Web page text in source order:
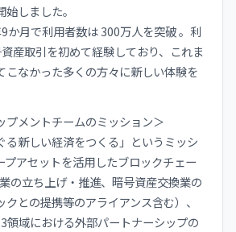
しました。
か月で利用者数は 300万人を突破 。利
産取引を初めて経験しており、これま
こなかった多くの方々に新しい体験を
プメントチームのミッション＞
る新しい経済をつくる」というミッシ
プアセットを活用したブロックチェー
の立ち上げ・推進、暗号資産交換業の
との提携等のアライアンス含む）、
領域における外部パートナーシップの